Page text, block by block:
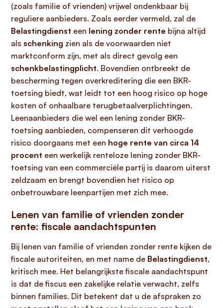
(zoals familie of vrienden) vrijwel ondenkbaar bij
reguliere aanbieders. Zoals eerder vermeld, zal de
Belastingdienst een lening zonder rente bijna altijd
als schenking zien als de voorwaarden niet
marktconform zijn, met als direct gevolg een
schenkbelastingplicht. Bovendien ontbreekt de
bescherming tegen overkreditering die een BKR-
toetsing biedt, wat leidt tot een hoog risico op hoge
kosten of onhaalbare terugbetaalverplichtingen.
Leenaanbieders die wel een lening zonder BKR-
toetsing aanbieden, compenseren dit verhoogde
risico doorgaans met een hoge rente van circa 14
procent een werkelijk renteloze lening zonder BKR-
toetsing van een commerciële partij is daarom uiterst
zeldzaam en brengt bovendien het risico op
onbetrouwbare leenpartijen met zich mee.
Lenen van familie of vrienden zonder
rente: fiscale aandachtspunten
Bij lenen van familie of vrienden zonder rente kijken de
fiscale autoriteiten, en met name de Belastingdienst,
kritisch mee. Het belangrijkste fiscale aandachtspunt
is dat de fiscus een zakelijke relatie verwacht, zelfs
binnen families. Dit betekent dat u de afspraken zo